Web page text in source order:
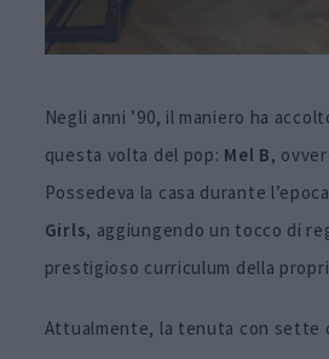
Negli anni ’90, il maniero ha
questa volta del pop: Mel B,
Possedeva la casa durante
Girls, aggiungendo un tocco di
prestigioso curriculum della
Attualmente, la tenuta con sette